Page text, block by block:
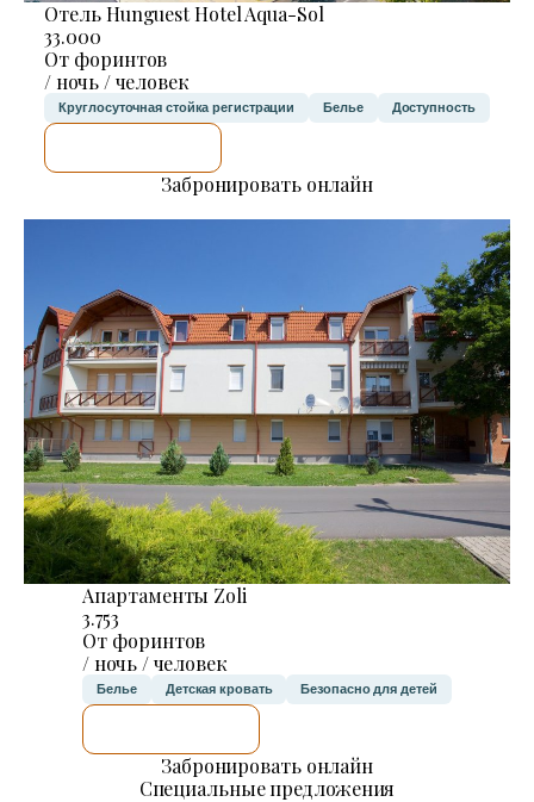
Отель Hunguest Hotel Aqua-Sol
33.000
От форинтов
/ ночь / человек
Круглосуточная стойка регистрации Белье Доступность
Забронировать онлайн
Апартаменты Zoli
3.753
От форинтов
/ ночь / человек
Белье Детская кровать Безопасно для детей
Забронировать онлайн
Специальные предложения